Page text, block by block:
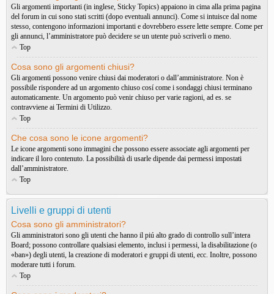
Gli argomenti importanti (in inglese, Sticky Topics) appaiono in cima alla prima pagina
del forum in cui sono stati scritti (dopo eventuali annunci). Come si intuisce dal nome
stesso, contengono informazioni importanti e dovrebbero essere lette sempre. Come per
gli annunci, l’amministratore può decidere se un utente può scriverli o meno.
Top
Cosa sono gli argomenti chiusi?
Gli argomenti possono venire chiusi dai moderatori o dall’amministratore. Non è
possibile rispondere ad un argomento chiuso cosí come i sondaggi chiusi terminano
automaticamente. Un argomento può venir chiuso per varie ragioni, ad es. se
contravviene ai Termini di Utilizzo.
Top
Che cosa sono le icone argomenti?
Le icone argomenti sono immagini che possono essere associate agli argomenti per
indicare il loro contenuto. La possibilità di usarle dipende dai permessi impostati
dall’amministratore.
Top
Livelli e gruppi di utenti
Cosa sono gli amministratori?
Gli amministratori sono gli utenti che hanno il piú alto grado di controllo sull’intera
Board; possono controllare qualsiasi elemento, inclusi i permessi, la disabilitazione (o
«ban») degli utenti, la creazione di moderatori e gruppi di utenti, ecc. Inoltre, possono
moderare tutti i forum.
Top